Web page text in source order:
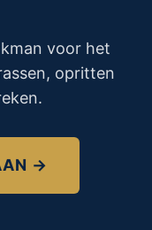
voor het
opritten
→